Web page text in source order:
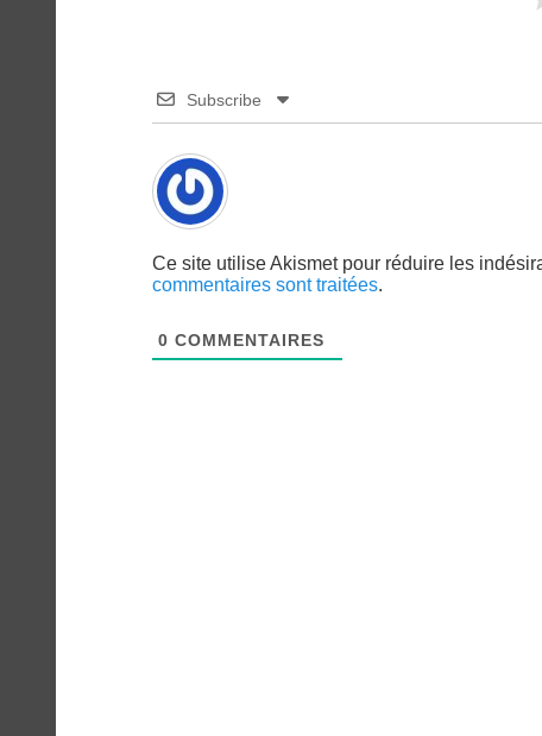
Subscribe
Ce site utilise Akismet pour réduire les
commentaires sont traitées.
0 COMMENTAIRES